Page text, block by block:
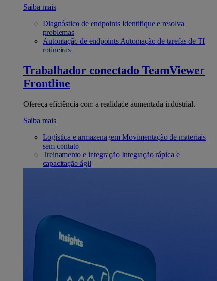
Saiba mais
Diagnóstico de endpoints Identifique e resolva
problemas
Automação de endpoints Automação de tarefas de TI
rotineiras
Trabalhador conectado TeamViewer
Frontline
Ofereça eficiência com a realidade aumentada industrial.
Saiba mais
Logística e armazenagem Movimentação de materiais
sem contato
Treinamento e integração Integração rápida e
capacitação ágil